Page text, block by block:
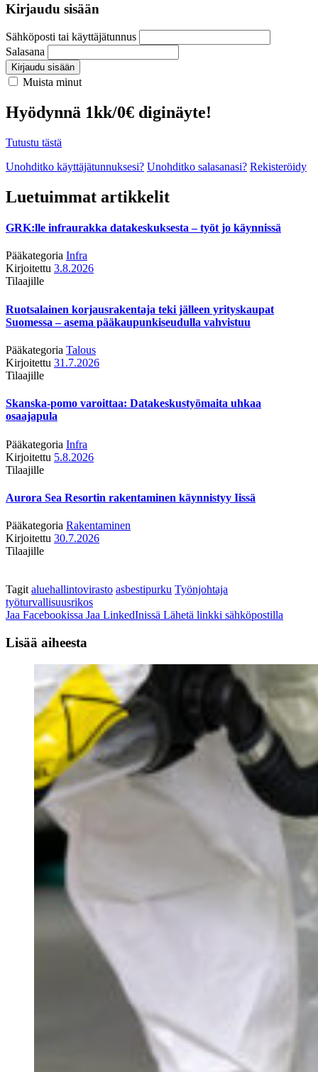
Kirjaudu sisään
Sähköposti tai käyttäjätunnus
Salasana
Kirjaudu sisään
Muista minut
Hyödynnä 1kk/0€ diginäyte!
Tutustu tästä
Unohditko käyttäjätunnuksesi? Unohditko salasanasi? Rekisteröidy
Luetuimmat artikkelit
GRK:lle infraurakka datakeskuksesta – työt jo käynnissä
Pääkategoria Infra
Kirjoitettu 3.8.2026
Tilaajille
Ruotsalainen korjausrakentaja teki jälleen yrityskaupat
Suomessa – asema pääkaupunkiseudulla vahvistuu
Pääkategoria Talous
Kirjoitettu 31.7.2026
Tilaajille
Skanska-pomo varoittaa: Datakeskustyömaita uhkaa
osaajapula
Pääkategoria Infra
Kirjoitettu 5.8.2026
Tilaajille
Aurora Sea Resortin rakentaminen käynnistyy Iissä
Pääkategoria Rakentaminen
Kirjoitettu 30.7.2026
Tilaajille
Tagit aluehallintovirasto asbestipurku Työnjohtaja
työturvallisuusrikos
Jaa Facebookissa Jaa LinkedInissä Lähetä linkki sähköpostilla
Lisää aiheesta